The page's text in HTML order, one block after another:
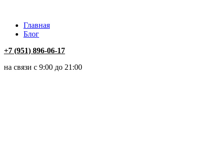
Главная
Блог
+7 (951) 896-06-17
на связи с 9:00 до 21:00